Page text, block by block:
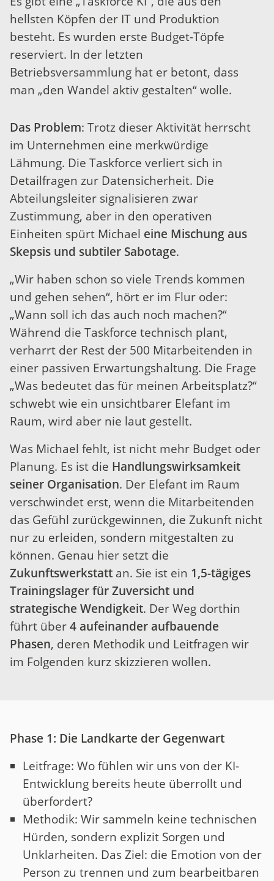
hellsten Köpfen der IT und Produktion
besteht. Es wurden erste Budget-Töpfe
reserviert. In der letzten
Betriebsversammlung hat er betont, dass
man „den Wandel aktiv gestalten“ wolle.
Das Problem: Trotz dieser Aktivität herrscht
im Unternehmen eine merkwürdige
Lähmung. Die Taskforce verliert sich in
Detailfragen zur Datensicherheit. Die
Abteilungsleiter signalisieren zwar
Zustimmung, aber in den operativen
Einheiten spürt Michael eine Mischung aus
Skepsis und subtiler Sabotage.
„Wir haben schon so viele Trends kommen
und gehen sehen“, hört er im Flur oder:
„Wann soll ich das auch noch machen?“
Während die Taskforce technisch plant,
verharrt der Rest der 500 Mitarbeitenden in
einer passiven Erwartungshaltung. Die Frage
„Was bedeutet das für meinen Arbeitsplatz?“
schwebt wie ein unsichtbarer Elefant im
Raum, wird aber nie laut gestellt.
Was Michael fehlt, ist nicht mehr Budget oder
Planung. Es ist die Handlungswirksamkeit
seiner Organisation. Der Elefant im Raum
verschwindet erst, wenn die Mitarbeitenden
das Gefühl zurückgewinnen, die Zukunft nicht
nur zu erleiden, sondern mitgestalten zu
können. Genau hier setzt die
Zukunftswerkstatt an. Sie ist ein 1,5-tägiges
Trainingslager für Zuversicht und
strategische Wendigkeit. Der Weg dorthin
führt über4 aufeinander aufbauende
Phasen, deren Methodik und Leitfragen wir
im Folgenden kurz skizzieren wollen.
Phase 1: Die Landkarte der Gegenwart
Leitfrage: Wo fühlen wir uns von der KI-
Entwicklung bereits heute überrollt und
überfordert?
Methodik: Wir sammeln keine technischen
Hürden, sondern explizit Sorgen und
Unklarheiten. Das Ziel: die Emotion von der
Person zu trennen und zum bearbeitbaren